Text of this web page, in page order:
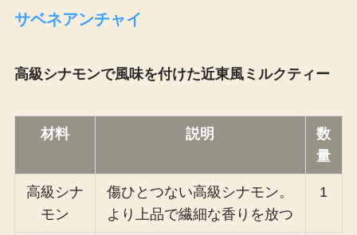
サベネアンチャイ
高級シナモンで風味を付けた近東風ミルクティー
材料 説明
数
量
高級シナ
モン
傷ひとつない高級シナモン。
より上品で繊細な香りを放つ
1